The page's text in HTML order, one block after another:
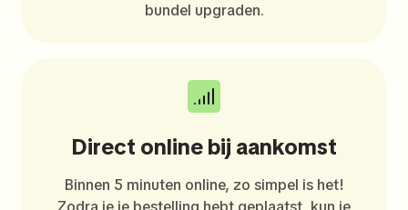
bundel upgraden.
Direct online bij aankomst
Binnen 5 minuten online, zo simpel is het!